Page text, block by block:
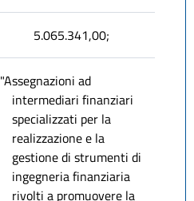
5.065.341,00;
"Assegnazioni ad
intermediari finanziari
specializzati per la
realizzazione e la
gestione di strumenti di
ingegneria finanziaria
rivolti a promuovere la